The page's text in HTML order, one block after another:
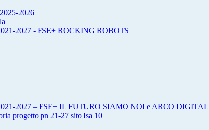
2026
2027 - FSE+ ROCKING ROBOTS
2021-2027 – FSE+ IL FUTURO SIAMO NOI e ARCO
progetto pn 21-27 sito Isa 10